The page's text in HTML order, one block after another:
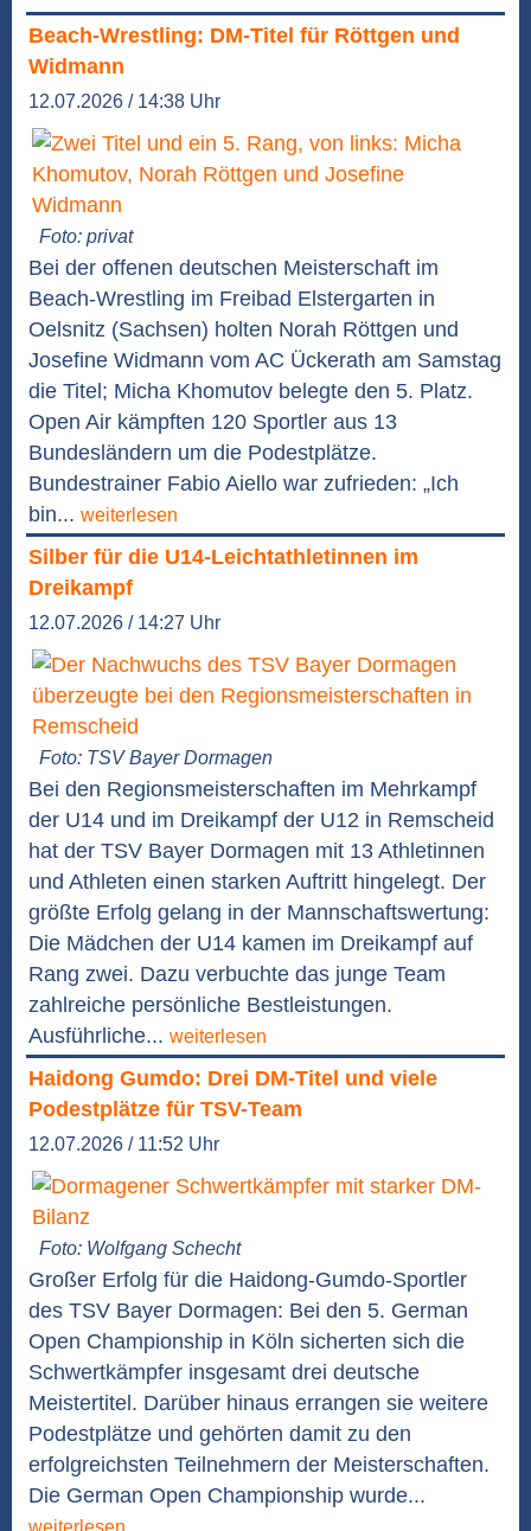
Beach-Wrestling: DM-Titel für Röttgen und
Widmann
12.07.2026 / 14:38 Uhr
Foto: privat
Bei der offenen deutschen Meisterschaft im
Beach-Wrestling im Freibad Elstergarten in
Oelsnitz (Sachsen) holten Norah Röttgen und
Josefine Widmann vom AC Ückerath am Samstag
die Titel; Micha Khomutov belegte den 5. Platz.
Open Air kämpften 120 Sportler aus 13
Bundesländern um die Podestplätze.
Bundestrainer Fabio Aiello war zufrieden: „Ich
bin... weiterlesen
Silber für die U14-Leichtathletinnen im
Dreikampf
12.07.2026 / 14:27 Uhr
Foto: TSV Bayer Dormagen
Bei den Regionsmeisterschaften im Mehrkampf
der U14 und im Dreikampf der U12 in Remscheid
hat der TSV Bayer Dormagen mit 13 Athletinnen
und Athleten einen starken Auftritt hingelegt. Der
größte Erfolg gelang in der Mannschaftswertung:
Die Mädchen der U14 kamen im Dreikampf auf
Rang zwei. Dazu verbuchte das junge Team
zahlreiche persönliche Bestleistungen.
Ausführliche... weiterlesen
Haidong Gumdo: Drei DM-Titel und viele
Podestplätze für TSV-Team
12.07.2026 / 11:52 Uhr
Foto: Wolfgang Schecht
Großer Erfolg für die Haidong-Gumdo-Sportler
des TSV Bayer Dormagen: Bei den 5. German
Open Championship in Köln sicherten sich die
Schwertkämpfer insgesamt drei deutsche
Meistertitel. Darüber hinaus errangen sie weitere
Podestplätze und gehörten damit zu den
erfolgreichsten Teilnehmern der Meisterschaften.
Die German Open Championship wurde...
weiterlesen